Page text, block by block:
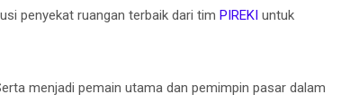
penyekat ruangan terbaik dari tim PIREKIuntuk
menjadi pemain utama dan pemimpin pasar dalam